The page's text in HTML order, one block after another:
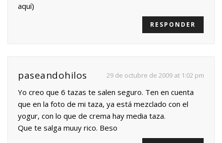
aquí)
RESPONDER
paseandohilos 29 de octubre de 2009 at 1:02 pm
Yo creo que 6 tazas te salen seguro. Ten en cuenta
que en la foto de mi taza, ya está mezclado con el
yogur, con lo que de crema hay media taza.
Que te salga muuy rico. Beso